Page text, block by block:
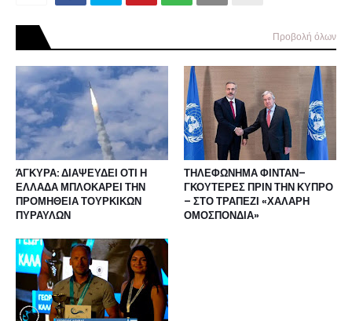
Προβολή όλων
ΆΓΚΥΡΑ: ΔΙΑΨΕΥΔΕΙ ΟΤΙ Η
ΕΛΛΑΔΑ ΜΠΛΟΚΑΡΕΙ ΤΗΝ
ΠΡΟΜΗΘΕΙΑ ΤΟΥΡΚΙΚΩΝ
ΠΥΡΑΥΛΩΝ
ΤΗΛΕΦΩΝΗΜΑ ΦΙΝΤΑΝ–
ΓΚΟΥΤΕΡΕΣ ΠΡΙΝ ΤΗΝ ΚΥΠΡΟ
– ΣΤΟ ΤΡΑΠΕΖΙ «ΧΑΛΑΡΗ
ΟΜΟΣΠΟΝΔΙΑ»